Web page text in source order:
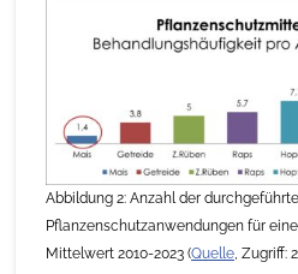
Abbildung 2: Anzahl der
Pflanzenschutzanwendungen für
Mittelwert 2010-2023 (Quelle , Zugriff: